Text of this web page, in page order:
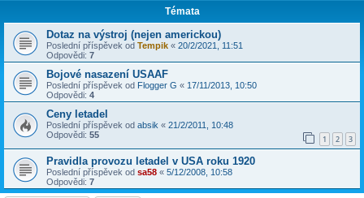
Témata
Dotaz na výstroj (nejen americkou)
Poslední příspěvek od Tempik « 20/2/2021, 11:51
Odpovědi: 7
Bojové nasazení USAAF
Poslední příspěvek od Flogger G « 17/11/2013, 10:50
Odpovědi: 4
Ceny letadel
Poslední příspěvek od absik « 21/2/2011, 10:48
Odpovědi: 55 1 2 3
Pravidla provozu letadel v USA roku 1920
Poslední příspěvek od sa58 « 5/12/2008, 10:58
Odpovědi: 7